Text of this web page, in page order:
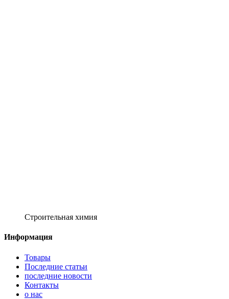
Строительная химия
Информация
Товары
Последние статьи
последние новости
Контакты
о нас